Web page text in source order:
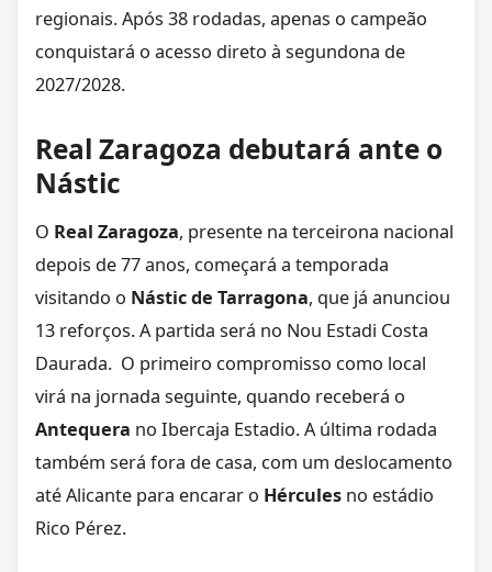
regionais. Após 38 rodadas, apenas o campeão
conquistará o acesso direto à segundona de
2027/2028.
Real Zaragoza debutará ante o
Nástic
O Real Zaragoza, presente na terceirona nacional
depois de 77 anos, começará a temporada
visitando o Nástic de Tarragona, que já anunciou
13 reforços. A partida será no Nou Estadi Costa
Daurada. O primeiro compromisso como local
virá na jornada seguinte, quando receberá o
Antequera no Ibercaja Estadio. A última rodada
também será fora de casa, com um deslocamento
até Alicante para encarar o Hércules no estádio
Rico Pérez.